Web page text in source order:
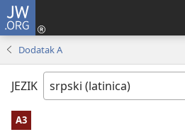
JW.ORG
Dodatak A
JEZIK
A3